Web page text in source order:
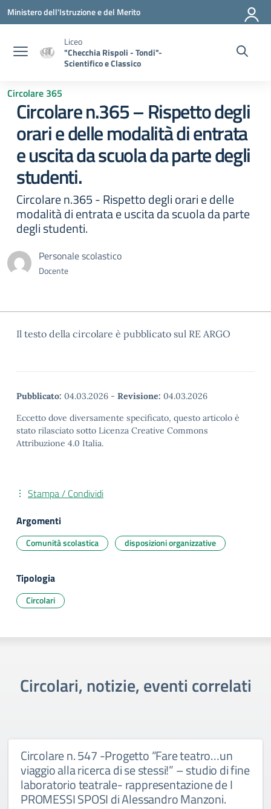
Vai ai contenuti
Vai al menu di navigazione
Vai al footer
Ministero dell'Istruzione e del Merito
Liceo
"Checchia Rispoli - Tondi"-
Scientifico e Classico
Circolare 365
Circolare n.365 – Rispetto degli
orari e delle modalità di entrata
e uscita da scuola da parte degli
studenti.
Circolare n.365 - Rispetto degli orari e delle
modalità di entrata e uscita da scuola da parte
degli studenti.
Personale scolastico
Docente
Il testo della circolare è pubblicato sul RE ARGO
Pubblicato: 04.03.2026 - Revisione: 04.03.2026
Eccetto dove diversamente specificato, questo articolo è
stato rilasciato sotto Licenza Creative Commons
Attribuzione 4.0 Italia.
Stampa / Condividi
Argomenti
Comunità scolastica disposizioni organizzative
Tipologia
Circolari
Circolari, notizie, eventi correlati
Circolare n. 547 -Progetto “Fare teatro…un
viaggio alla ricerca di se stessi!” – studio di fine
laboratorio teatrale- rappresentazione de I
PROMESSI SPOSI di Alessandro Manzoni.